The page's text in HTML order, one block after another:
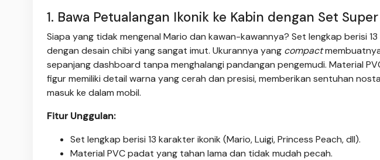
1. Bawa Petualangan Ikonik ke Kabin dengan Set
Siapa yang tidak mengenal Mario dan kawan-kawannya? Set lengkap berisi
dengan desain chibi yang sangat imut. Ukurannya yang compact
sepanjang dashboard tanpa menghalangi pandangan pengemudi. Material
figur memiliki detail warna yang cerah dan presisi, memberikan sentuhan
masuk ke dalam mobil.
Fitur Unggulan:
Set lengkap berisi 13 karakter ikonik (Mario, Luigi, Princess Peach, dll).
Material PVC padat yang tahan lama dan tidak mudah pecah.